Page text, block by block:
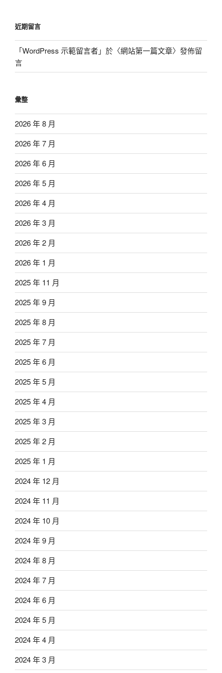
近期留言
「WordPress 示範留言者」於〈網站第一篇文章〉發佈留
言
彙整
2026 年 8 月
2026 年 7 月
2026 年 6 月
2026 年 5 月
2026 年 4 月
2026 年 3 月
2026 年 2 月
2026 年 1 月
2025 年 11 月
2025 年 9 月
2025 年 8 月
2025 年 7 月
2025 年 6 月
2025 年 5 月
2025 年 4 月
2025 年 3 月
2025 年 2 月
2025 年 1 月
2024 年 12 月
2024 年 11 月
2024 年 10 月
2024 年 9 月
2024 年 8 月
2024 年 7 月
2024 年 6 月
2024 年 5 月
2024 年 4 月
2024 年 3 月